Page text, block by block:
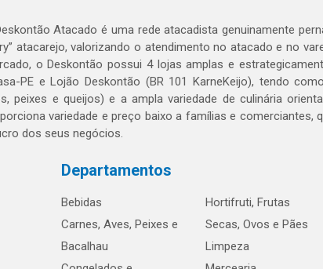
Atacado é uma rede atacadista genuinamente
atacarejo, valorizando o atendimento no atacado e no
o Deskontão possui 4 lojas amplas e
PE e Lojão Deskontão (BR 101 KarneKeijo), tendo
peixes e queijos) e a ampla variedade de culinária
variedade e preço baixo a famílias e
dos seus negócios.
Departamentos
Bebidas
Carnes, Aves, Peixes e
Bacalhau
Hortifruti, Frutas
Secas, Ovos e Pães
Limpeza